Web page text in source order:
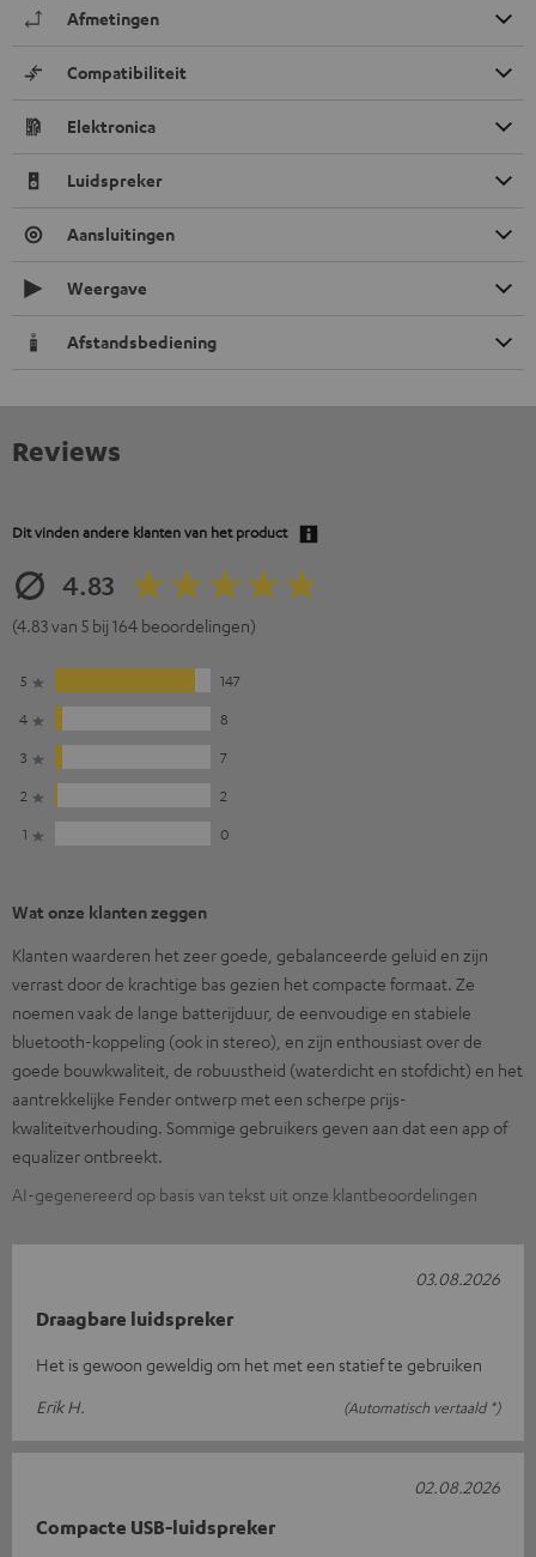
Afmetingen
Compatibiliteit
Elektronica
Luidspreker
Aansluitingen
Weergave
Afstandsbediening
Reviews
Dit vinden andere klanten van het product
4.83
(4.83 van 5 bij 164 beoordelingen)
5
147
4
8
3
7
2
2
1
0
Wat onze klanten zeggen
Klanten waarderen het zeer goede, gebalanceerde geluid en zijn
verrast door de krachtige bas gezien het compacte formaat. Ze
noemen vaak de lange batterijduur, de eenvoudige en stabiele
bluetooth-koppeling (ook in stereo), en zijn enthousiast over de
goede bouwkwaliteit, de robuustheid (waterdicht en stofdicht) en het
aantrekkelijke Fender ontwerp met een scherpe prijs-
kwaliteitverhouding. Sommige gebruikers geven aan dat een app of
equalizer ontbreekt.
AI-gegenereerd op basis van tekst uit onze klantbeoordelingen
Draagbare luidspreker
Het is gewoon geweldig om het met een statief te gebruiken
Erik H.
(Automatisch vertaald *)
03.08.2026
Compacte USB-luidspreker
02.08.2026